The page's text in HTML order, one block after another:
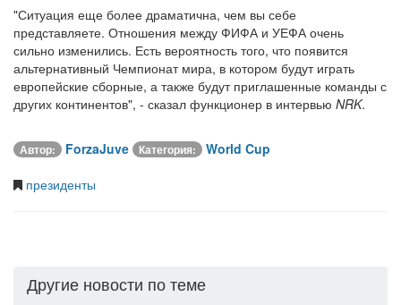
"Ситуация еще более драматична, чем вы себе
представляете. Отношения между ФИФА и УЕФА очень
сильно изменились. Есть вероятность того, что появится
альтернативный Чемпионат мира, в котором будут играть
европейские сборные, а также будут приглашенные команды с
других континентов", - сказал функционер в интервью NRK.
Автор: ForzaJuve Категория:
World Cup
президенты
Другие новости по теме